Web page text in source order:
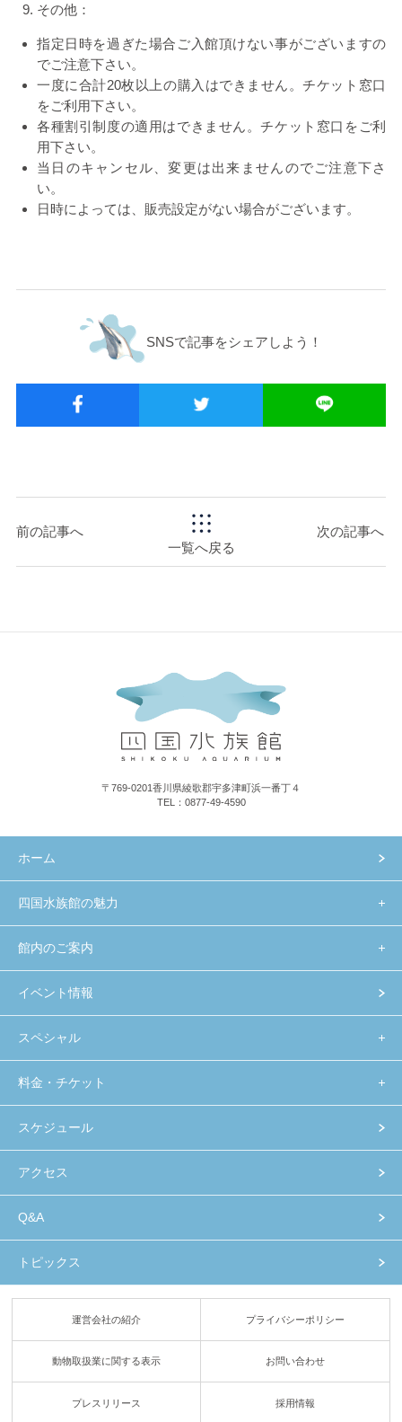
その他：
指定日時を過ぎた場合ご入館頂けない事がございますの
でご注意下さい。
一度に合計20枚以上の購入はできません。チケット窓口
をご利用下さい。
各種割引制度の適用はできません。チケット窓口をご利
用下さい。
当日のキャンセル、変更は出来ませんのでご注意下さ
い。
日時によっては、販売設定がない場合がございます。
SNSで記事をシェアしよう！
前の記事へ
一覧へ戻る
次の記事へ
〒769-0201香川県綾歌郡宇多津町浜一番丁４
TEL：0877-49-4590
ホーム
四国水族館の魅力
館内のご案内
イベント情報
スペシャル
料金・チケット
スケジュール
アクセス
Q&A
トピックス
運営会社の紹介 プライバシーポリシー
動物取扱業に関する表示 お問い合わせ
プレスリリース 採用情報